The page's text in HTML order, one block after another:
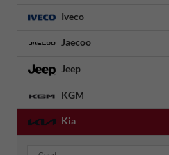
Iveco
Jaecoo
Jeep
KGM
Kia